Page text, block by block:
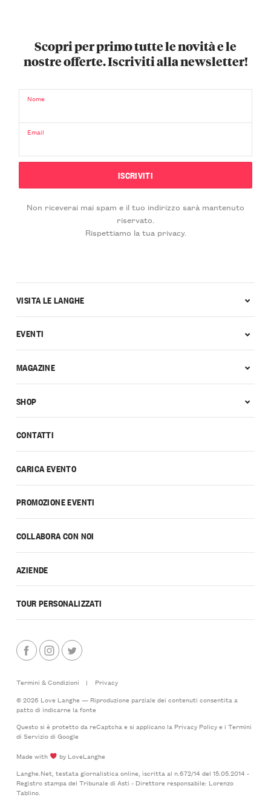
Scopri per primo tutte le novità e le
nostre offerte. Iscriviti alla newsletter!
Nome
Email
Non riceverai mai spam e il tuo indirizzo sarà mantenuto
riservato.
Rispettiamo la tua privacy.
CONTATTI
CARICA EVENTO
PROMOZIONE EVENTI
COLLABORA CON NOI
AZIENDE
TOUR PERSONALIZZATI
VISITA LE LANGHE
EVENTI
MAGAZINE
SHOP
Termini & Condizioni |
Privacy
© 2026 Love Langhe — Riproduzione parziale dei contenuti consentita a
patto di indicarne la fonte
Questo si è protetto da reCaptcha e si applicano la Privacy Policye i Termini
di Serviziodi Google
Made with
by LoveLanghe
Langhe.Net, testata giornalistica online, iscritta al n.672/14 del 15.05.2014 -
Registro stampa del Tribunale di Asti - Direttore responsabile: Lorenzo
Tablino.